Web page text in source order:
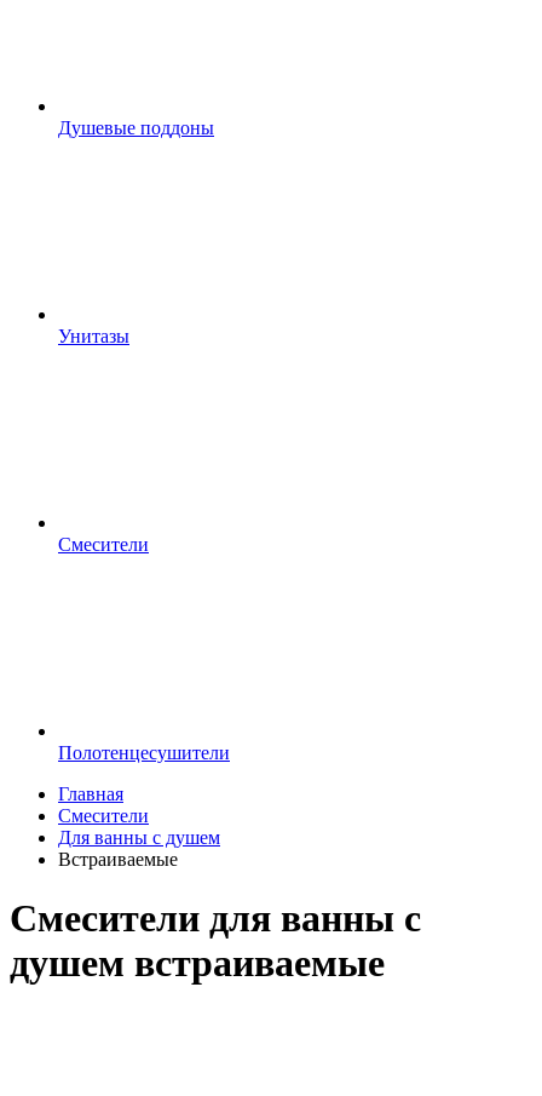
Душевые поддоны
Унитазы
Смесители
Полотенцесушители
Главная
Смесители
Для ванны с душем
Встраиваемые
Смесители для ванны с
душем встраиваемые